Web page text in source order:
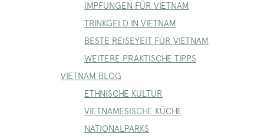
IMPFUNGEN FÜR VIETNAM
TRINKGELD IN VIETNAM
BESTE REISEYEIT FÜR VIETNAM
WEITERE PRAKTISCHE TIPPS
VIETNAM BLOG
ETHNISCHE KULTUR
VIETNAMESISCHE KÜCHE
NATIONALPARKS